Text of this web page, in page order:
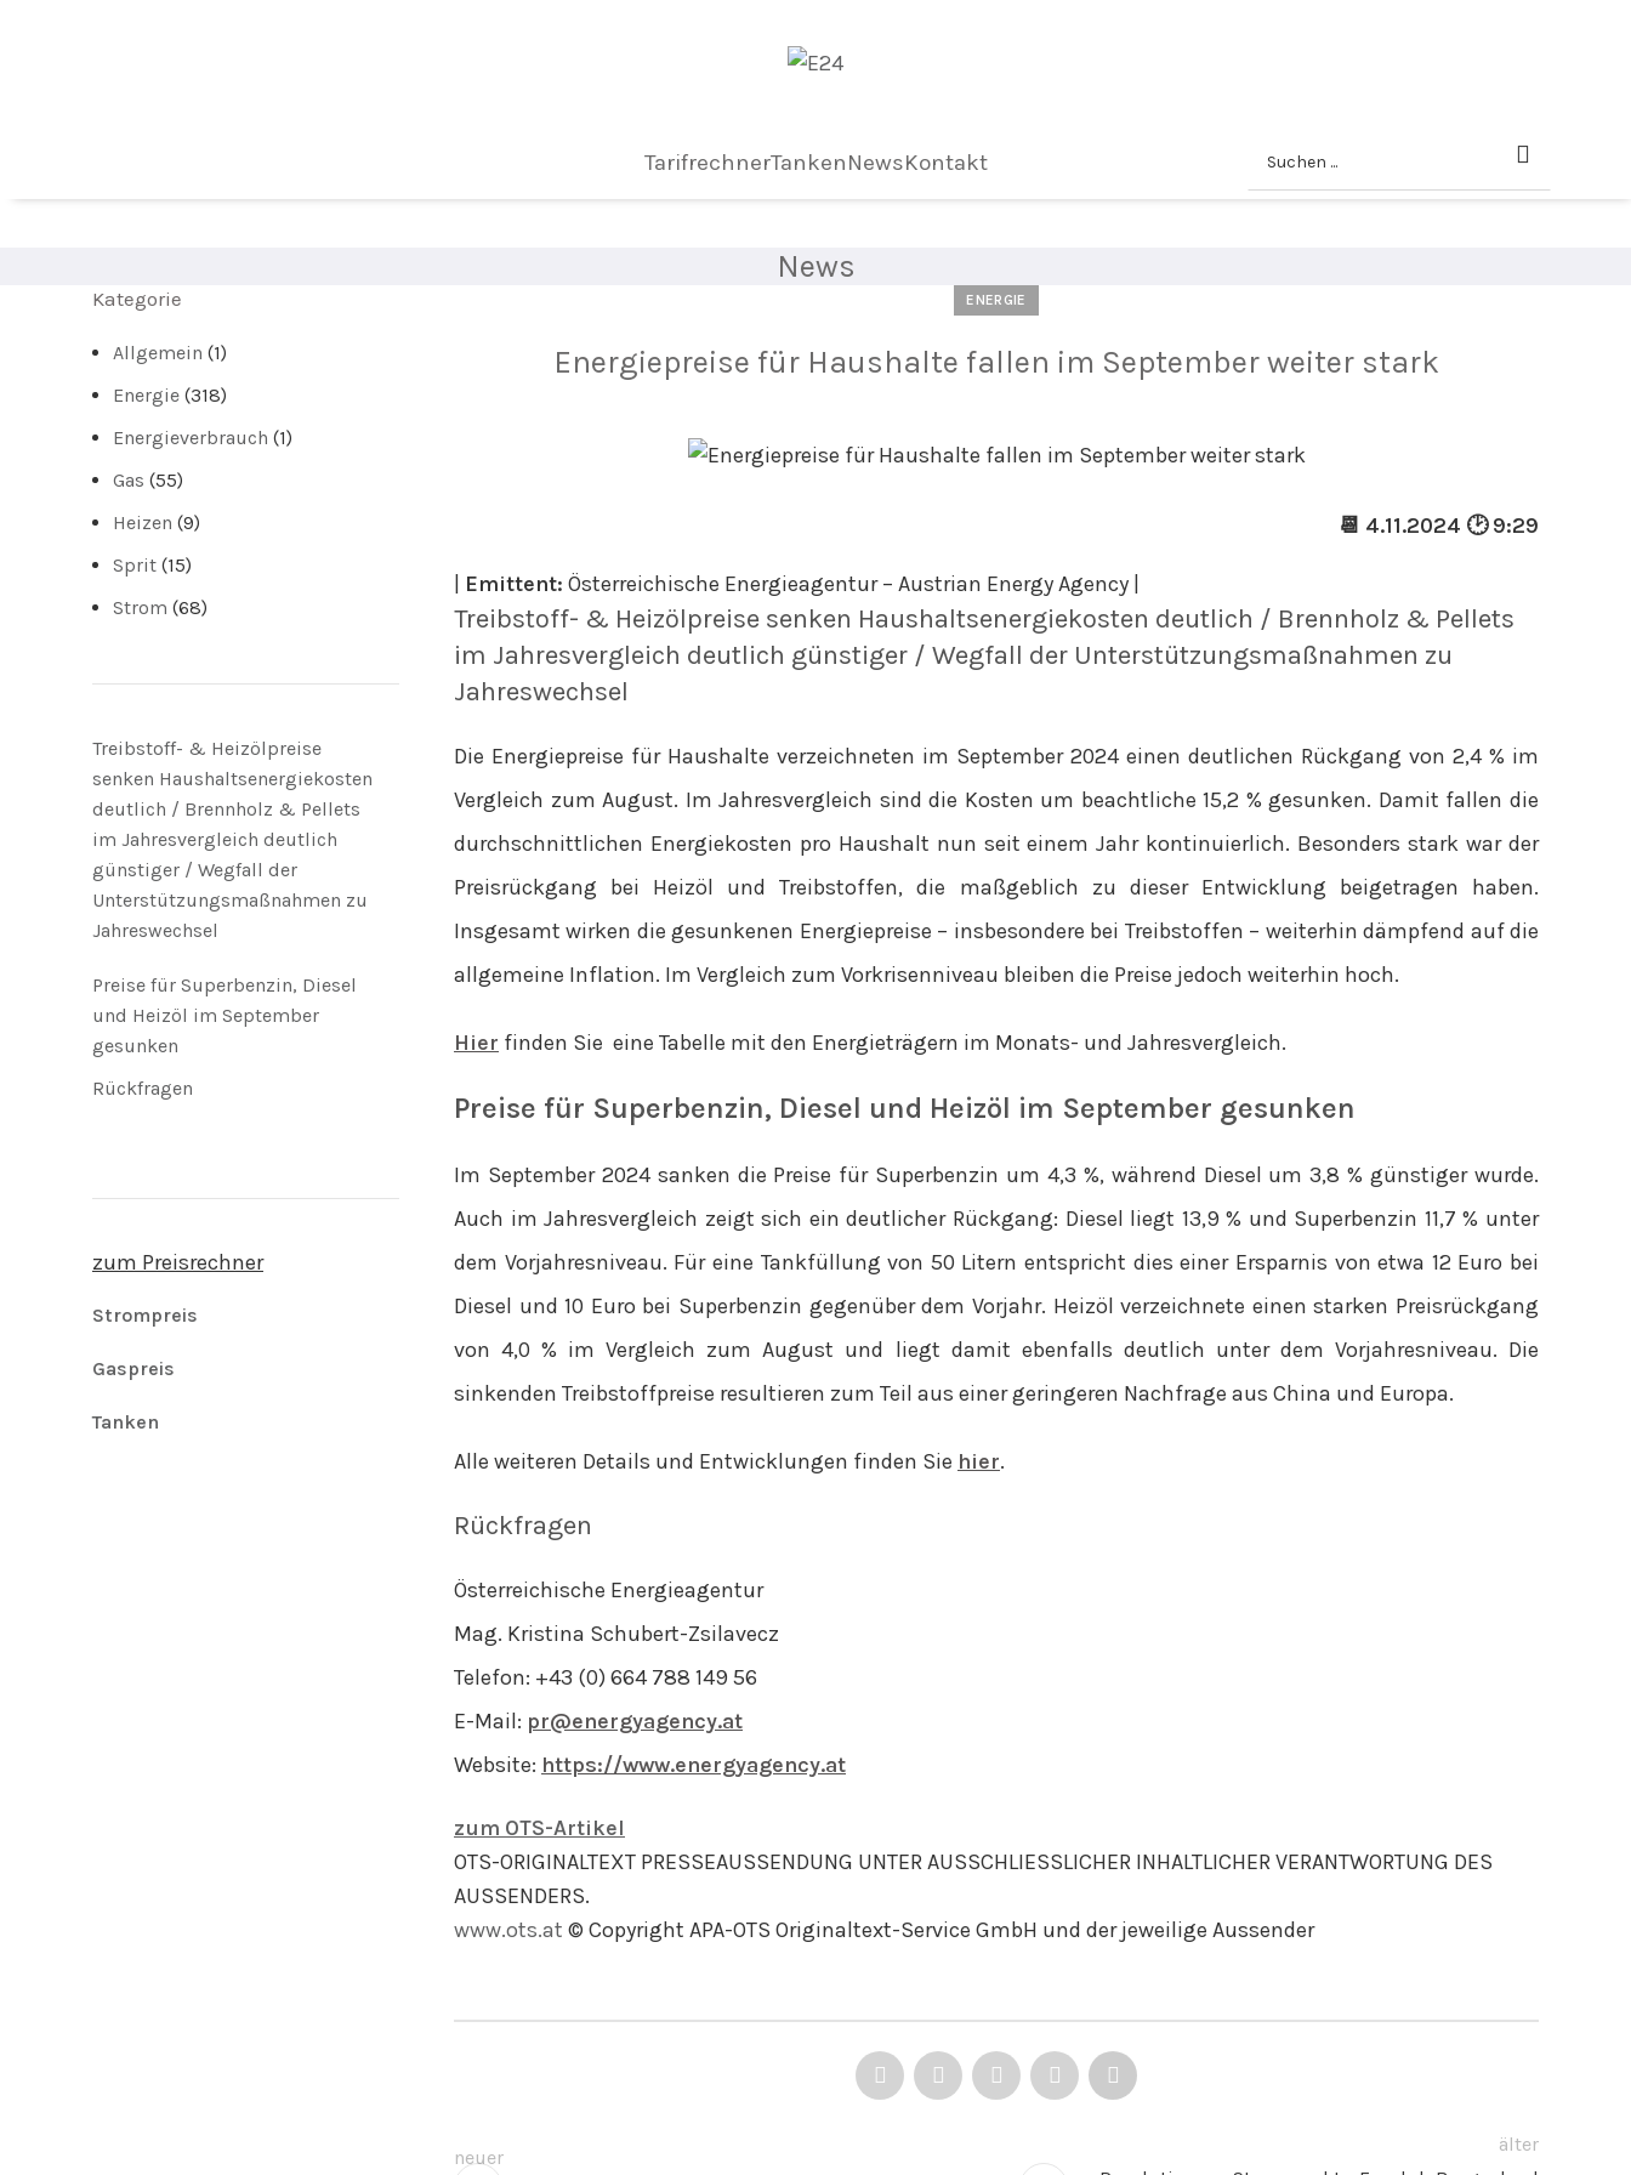
TarifrechnerTankenNewsKontakt
News
ENERGIE
Energiepreise für Haushalte fallen im September weiter stark
📆 4.11.2024 🕑 9:29
Emittent: Österreichische Energieagentur – Austrian Energy Agency |
Treibstoff- & Heizölpreise senken Haushaltsenergiekosten deutlich / Brennholz & Pellets
im Jahresvergleich deutlich günstiger / Wegfall der Unterstützungsmaßnahmen zu
Jahreswechsel
Die Energiepreise für Haushalte verzeichneten im September 2024 einen deutlichen Rückgang von 2,4 % im
Vergleich zum August. Im Jahresvergleich sind die Kosten um beachtliche 15,2 % gesunken. Damit fallen die
durchschnittlichen Energiekosten pro Haushalt nun seit einem Jahr kontinuierlich. Besonders stark war der
Preisrückgang bei Heizöl und Treibstoffen, die maßgeblich zu dieser Entwicklung beigetragen haben.
Insgesamt wirken die gesunkenen Energiepreise – insbesondere bei Treibstoffen – weiterhin dämpfend auf die
allgemeine Inflation. Im Vergleich zum Vorkrisenniveau bleiben die Preise jedoch weiterhin hoch.
Hier finden Sie eine Tabelle mit den Energieträgern im Monats- und Jahresvergleich.
Preise für Superbenzin, Diesel und Heizöl im September gesunken
Im September 2024 sanken die Preise für Superbenzin um 4,3 %, während Diesel um 3,8 % günstiger wurde.
Auch im Jahresvergleich zeigt sich ein deutlicher Rückgang: Diesel liegt 13,9 % und Superbenzin 11,7 % unter
dem Vorjahresniveau. Für eine Tankfüllung von 50 Litern entspricht dies einer Ersparnis von etwa 12 Euro bei
Diesel und 10 Euro bei Superbenzin gegenüber dem Vorjahr. Heizöl verzeichnete einen starken Preisrückgang
von 4,0 % im Vergleich zum August und liegt damit ebenfalls deutlich unter dem Vorjahresniveau. Die
sinkenden Treibstoffpreise resultieren zum Teil aus einer geringeren Nachfrage aus China und Europa.
Alle weiteren Details und Entwicklungen finden Sie hier.
Rückfragen
Österreichische Energieagentur
Mag. Kristina Schubert-Zsilavecz
Telefon: +43 (0) 664 788 149 56
E-Mail: pr@energyagency.at
Website: https://www.energyagency.at
zum OTS-Artikel
OTS-ORIGINALTEXT PRESSEAUSSENDUNG UNTER AUSSCHLIESSLICHER INHALTLICHER VERANTWORTUNG DES
AUSSENDERS.
www.ots.at © Copyright APA-OTS Originaltext-Service GmbH und der jeweilige Aussender
neuer
älter
Kategorie
Allgemein (1)
Energie (318)
Energieverbrauch (1)
Gas (55)
Heizen (9)
Sprit (15)
Strom (68)
Treibstoff- & Heizölpreise
senken Haushaltsenergiekosten
deutlich / Brennholz & Pellets
im Jahresvergleich deutlich
günstiger / Wegfall der
Unterstützungsmaßnahmen zu
Jahreswechsel
Preise für Superbenzin, Diesel
und Heizöl im September
gesunken
Rückfragen
zum Preisrechner
Strompreis
Gaspreis
Tanken